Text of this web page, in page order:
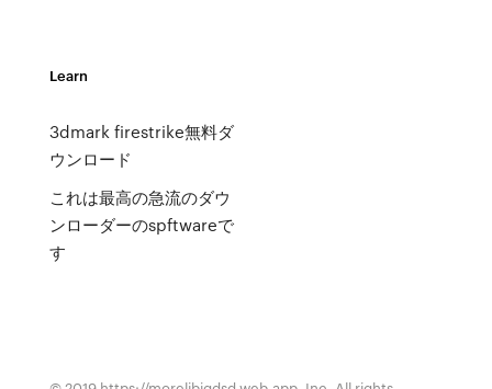
Learn
3dmark firestrike無料ダ
ウンロード
これは最高の急流のダウ
ンローダーのspftwareで
す